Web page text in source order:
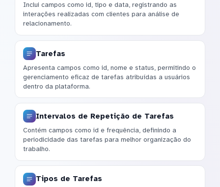
Inclui campos como id, tipo e data, registrando as
interações realizadas com clientes para análise de
relacionamento.
Tarefas
Apresenta campos como id, nome e status, permitindo o
gerenciamento eficaz de tarefas atribuídas a usuários
dentro da plataforma.
Intervalos de Repetição de Tarefas
Contém campos como id e frequência, definindo a
periodicidade das tarefas para melhor organização do
trabalho.
Tipos de Tarefas